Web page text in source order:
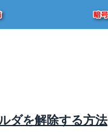
ダを解除する方法